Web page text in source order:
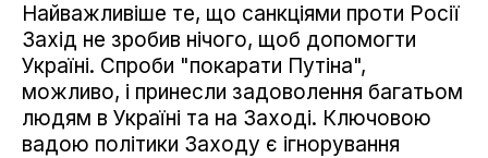
Найважливіше те, що санкціями проти Росії
Захід не зробив нічого, щоб допомогти
Україні. Спроби "покарати Путіна",
можливо, і принесли задоволення багатьом
людям в Україні та на Заході. Ключовою
вадою політики Заходу є ігнорування